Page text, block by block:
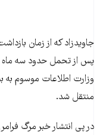
جاویدزاد که از زمان
پس از تحمل حدود سه ماه
منتقل شد.